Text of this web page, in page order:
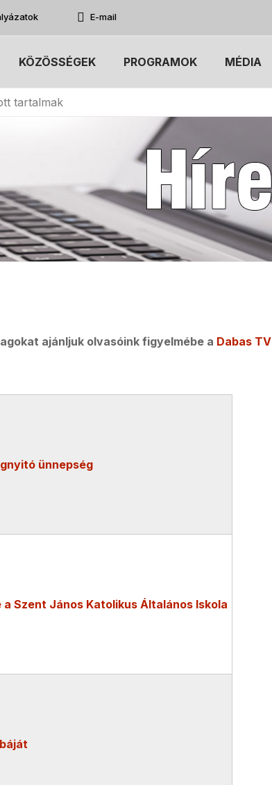
E-mail
KÖZÖSSÉGEK PROGRAMOK MÉDIA
tartalmak
ajánljuk olvasóink figyelmébe a Dabas TV
ünnepség
Szent János Katolikus Általános Iskola